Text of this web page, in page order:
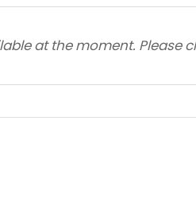
at the moment. Please